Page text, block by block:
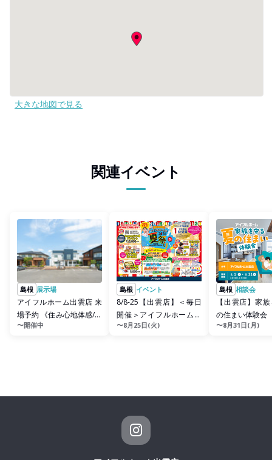
大きな地図で見る
関連イベント
島根 展示場
アイフルホーム出雲店 来
場予約 《住み心地体感/モ
デルハウス/収納/性能/...
〜開催中
島根 イベント
8/8-25【出雲店】＜毎日
開催＞アイフルホームの
2026夏祭り (住み心...
〜8月25日(火)
島根 相談会
【出雲店】家
の住まい体験会
〜8月31日(月)